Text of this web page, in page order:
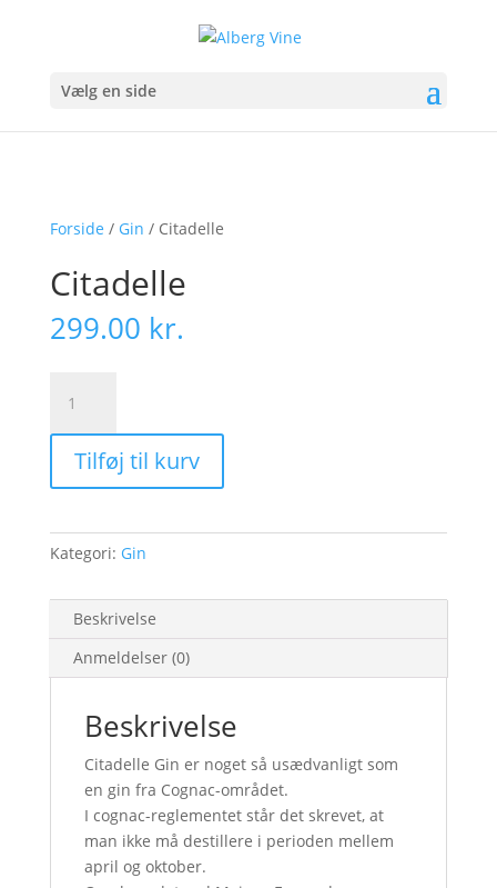
Vælg en side
Forside / Gin / Citadelle
Citadelle
299.00 kr.
antal
Tilføj til kurv
Kategori: Gin
Beskrivelse
Anmeldelser (0)
Beskrivelse
Citadelle Gin er noget så usædvanligt som
en gin fra Cognac-området.
I cognac-reglementet står det skrevet, at
man ikke må destillere i perioden mellem
april og oktober.